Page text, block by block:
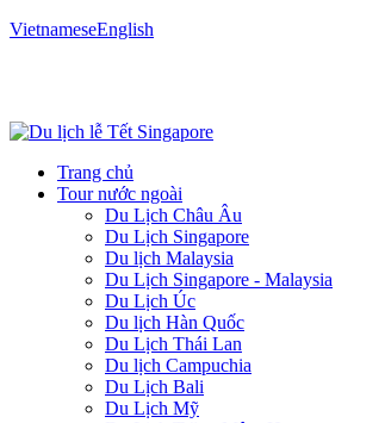
VietnameseEnglish
Trang chủ
Tour nước ngoài
Du Lịch Châu Âu
Du Lịch Singapore
Du lịch Malaysia
Du Lịch Singapore - Malaysia
Du Lịch Úc
Du lịch Hàn Quốc
Du Lịch Thái Lan
Du lịch Campuchia
Du Lịch Bali
Du Lịch Mỹ